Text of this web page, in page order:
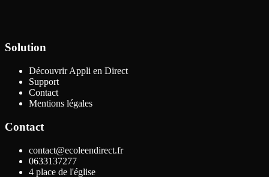
Solution
Découvrir Appli en Direct
Support
Contact
Mentions légales
Contact
contact@ecoleendirect.fr
0633137277
4 place de l'église